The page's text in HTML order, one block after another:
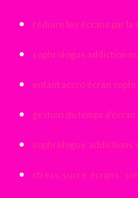
réduire les écrans par la
sophrologue addiction
enfant accro écran
gestion du temps
sophrologue addictions
stress, sucre, écrans :